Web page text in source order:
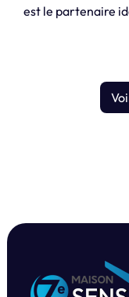
est le partenaire